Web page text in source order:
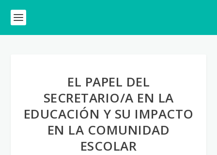
EL PAPEL DEL
SECRETARIO/A EN LA
EDUCACIÓN Y SU IMPACTO
EN LA COMUNIDAD
ESCOLAR